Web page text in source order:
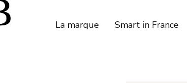
La marque Smart in France